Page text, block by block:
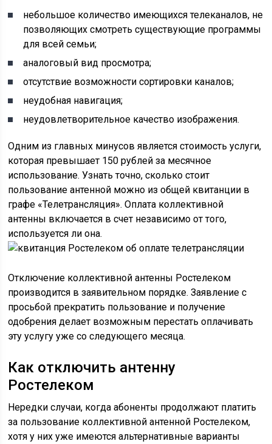
небольшое количество имеющихся телеканалов, не
позволяющих смотреть существующие программы
для всей семьи;
аналоговый вид просмотра;
отсутствие возможности сортировки каналов;
неудобная навигация;
неудовлетворительное качество изображения.
Одним из главных минусов является стоимость услуги,
которая превышает 150 рублей за месячное
использование. Узнать точно, сколько стоит
пользование антенной можно из общей квитанции в
графе «Телетрансляция». Оплата коллективной
антенны включается в счет независимо от того,
используется ли она.
Отключение коллективной антенны Ростелеком
производится в заявительном порядке. Заявление с
просьбой прекратить пользование и получение
одобрения делает возможным перестать оплачивать
эту услугу уже со следующего месяца.
Как отключить антенну
Ростелеком
Нередки случаи, когда абоненты продолжают платить
за пользование коллективной антенной Ростелеком,
хотя у них уже имеются альтернативные варианты